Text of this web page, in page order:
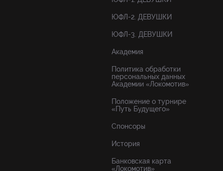
ЮФЛ-2. ДЕВУШКИ
ЮФЛ-3. ДЕВУШКИ
Академия
Политика обработки
персональных данных
Академии «Локомотив»
Положение о турнире
«Путь Будущего»
Спонсоры
История
Банковская карта
«Локомотив»